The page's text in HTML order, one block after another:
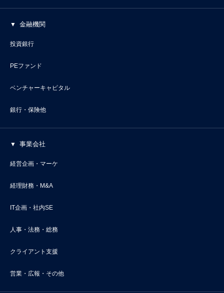
金融機関
投資銀行
PEファンド
ベンチャーキャピタル
銀行・保険他
事業会社
経営企画・マーケ
経理財務・M&A
IT企画・社内SE
人事・法務・総務
クライアント支援
営業・広報・その他